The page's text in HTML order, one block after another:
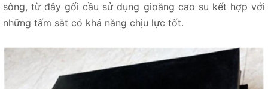
sông, từ đây gối cầu sử dụng gioăng cao su kết hợp với
những tấm sắt có khả năng chịu lực tốt.